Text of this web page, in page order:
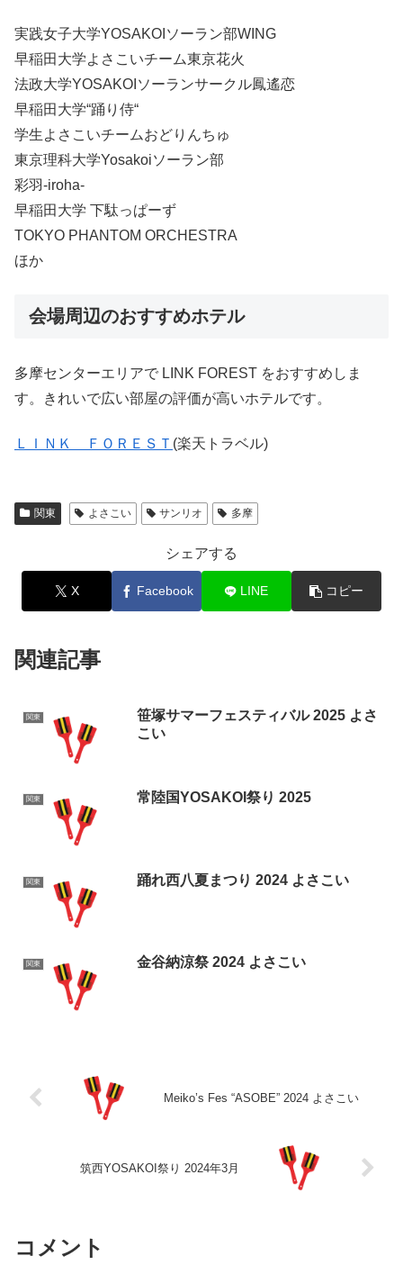
実践女子大学YOSAKOIソーラン部WING
早稲田大学よさこいチーム東京花火
法政大学YOSAKOIソーランサークル鳳遙恋
早稲田大学“踊り侍“
学生よさこいチームおどりんちゅ
東京理科大学Yosakoiソーラン部
彩羽-iroha-
早稲田大学 下駄っぱーず
TOKYO PHANTOM ORCHESTRA
ほか
会場周辺のおすすめホテル
多摩センターエリアで LINK FOREST をおすすめしま
す。きれいで広い部屋の評価が高いホテルです。
ＬＩＮＫ ＦＯＲＥＳＴ (楽天トラベル)
関東 よさこい サンリオ 多摩
シェアする
X Facebook LINE コピー
関連記事
関東
笹塚サマーフェスティバル 2025 よさ
こい
関東 常陸国YOSAKOI祭り 2025
関東 踊れ西八夏まつり 2024 よさこい
関東 金谷納涼祭 2024 よさこい
Meiko’s Fes “ASOBE” 2024 よさこい
筑西YOSAKOI祭り 2024年3月
コメント